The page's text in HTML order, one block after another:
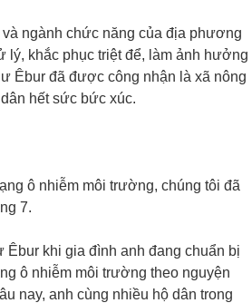
ngành chức năng của địa phương
lý, khắc phục triệt để, làm ảnh hưởng
Êbur đã được công nhận là xã nông
hết sức bức xúc.
ô nhiễm môi trường, chúng tôi đã
7.
khi gia đình anh đang chuẩn bị
ô nhiễm môi trường theo nguyện
nay, anh cùng nhiều hộ dân trong